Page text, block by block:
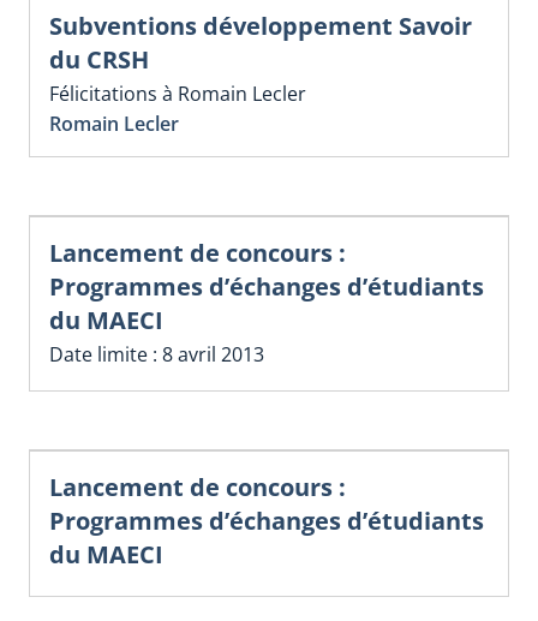
Subventions développement Savoir
du CRSH
Félicitations à Romain Lecler
Romain Lecler
Lancement de concours :
Programmes d’échanges d’étudiants
du MAECI
Date limite : 8 avril 2013
Lancement de concours :
Programmes d’échanges d’étudiants
du MAECI